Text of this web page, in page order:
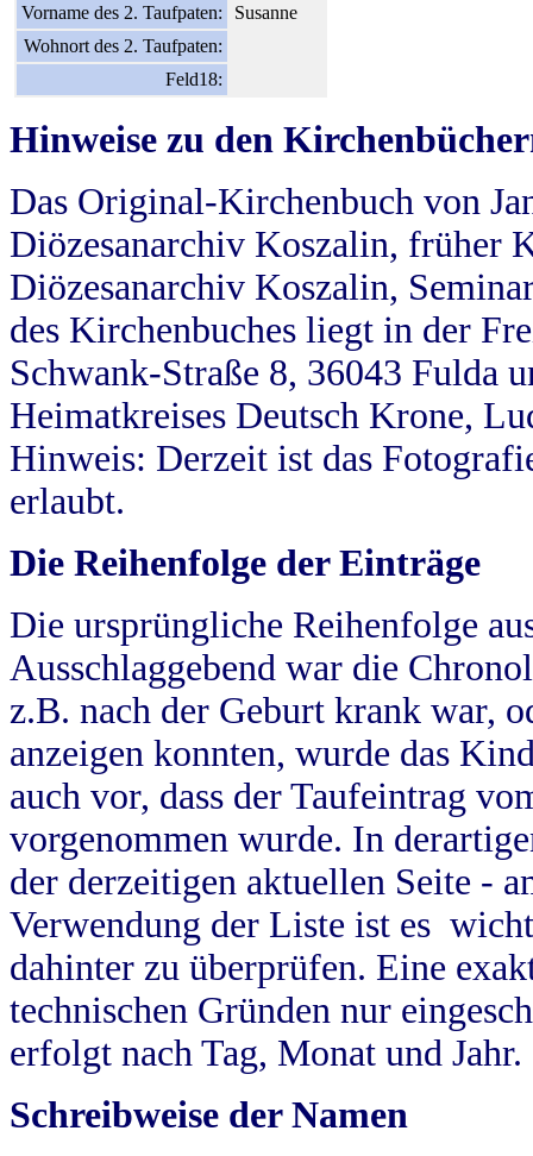
Vorname des 2. Taufpaten:
Susanne
Wohnort des 2. Taufpaten:
Feld18:
Hinweise zu den
Das Original-Kirchenbuch von
Diözesanarchiv Koszalin, früher
Diözesanarchiv Koszalin,
des Kirchenbuches liegt in der
Schwank-Straße 8, 36043 Fulda
Heimatkreises Deutsch Krone,
Hinweis: Derzeit ist das
erlaubt.
Die Reihenfolge der Einträge
Die ursprüngliche Reihenfolge
Ausschlaggebend war die
z.B. nach der Geburt krank war,
anzeigen konnten, wurde das
auch vor, dass der Taufeintrag
vorgenommen wurde. In
der derzeitigen aktuellen Seite -
Verwendung der Liste ist es
dahinter zu überprüfen. Eine
technischen Gründen nur
erfolgt nach Tag, Monat und Jahr.
Schreibweise der Namen